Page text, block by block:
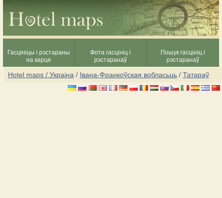
Гасцініцы і рэстараны
на карце
Фота гасцініц і
рэстаранаў
Пошук гасцініц і
рэстаранаў
Hotel maps / Украіна / Івана-Франкоўская вобласьць / Татараў